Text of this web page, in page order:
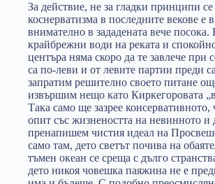
За действие, не за гладки принципи
коснерватизма в последните векове е
внимателно в зададената вече
крайбрежни води на реката и
центъра няма скоро да те завлече при
са по-леви и от левите партии преди
запратим решително своето питане
извършим нещо като Киркегоровата
Така само ще зазрее
опит със жизнеността на невинното
пренапишем чистия идеал на
само там, дето светът почива на
тъмен океан се среща с дълго
дето никоя човешка паяжина не е